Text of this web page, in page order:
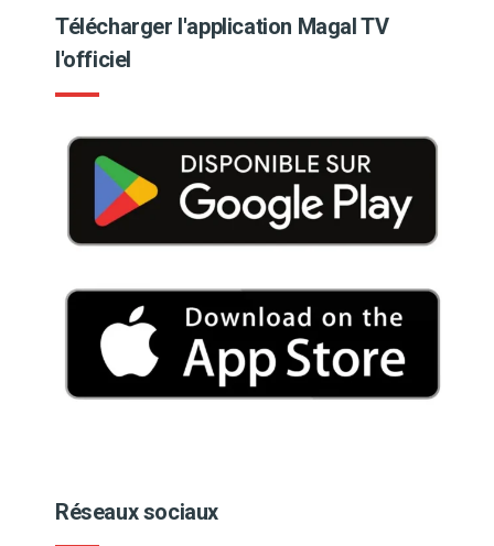
Télécharger l'application Magal TV
l'officiel
Réseaux sociaux